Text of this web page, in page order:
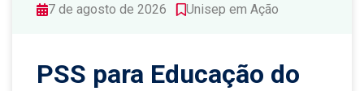
7 de agosto de 2026 Unisep em Ação
PSS para Educação do